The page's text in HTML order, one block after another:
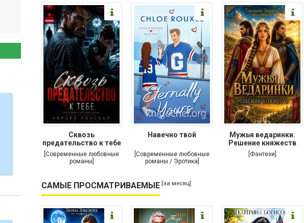
Сквозь
предательство к тебе
[Современные любовные
романы]
Навечно твой
[Современные любовные
романы / Эротика]
Мужья ведаринки.
Решение княжеств
[Фэнтези]
САМЫЕ ПРОСМАТРИВАЕМЫЕ [за месяц]